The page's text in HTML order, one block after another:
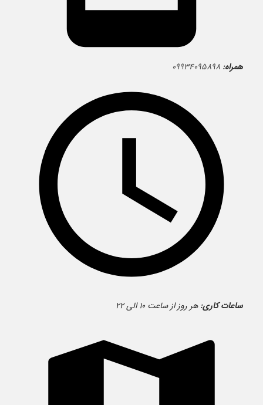
همراه: ۰۹۹۳۴۰۹۵۸۹۸
ساعات کاری: هر روز از ساعت ۱۰ الی ۲۲